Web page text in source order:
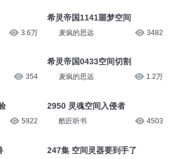
3.6万
354
5922
希灵帝国1141噩梦空间
麦疯的思远 3482
希灵帝国0433空间切割
麦疯的思远 1.2万
2950 灵魂空间入侵者
酷匠听书 4503
247集 空间灵器要到手了